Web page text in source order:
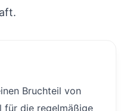
Bruchteil von
für die regelmäßige